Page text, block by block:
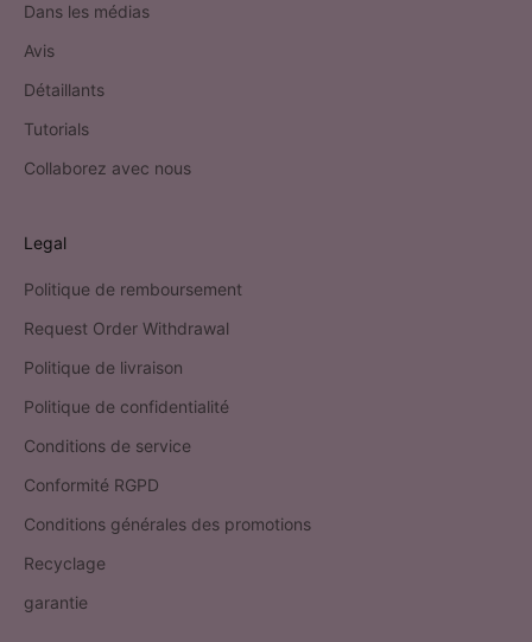
Dans les médias
Avis
Détaillants
Tutorials
Collaborez avec nous
Legal
Politique de remboursement
Request Order Withdrawal
Politique de livraison
Politique de confidentialité
Conditions de service
Conformité RGPD
Conditions générales des promotions
Recyclage
garantie